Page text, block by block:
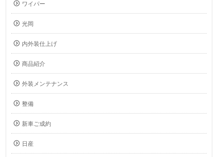
ワイパー
光岡
内外装仕上げ
商品紹介
外装メンテナンス
整備
新車ご成約
日産